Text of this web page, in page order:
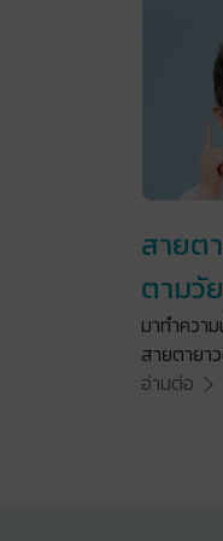
สายต
ตามวั
มาทำควา
สายตายา
อ่านต่อ